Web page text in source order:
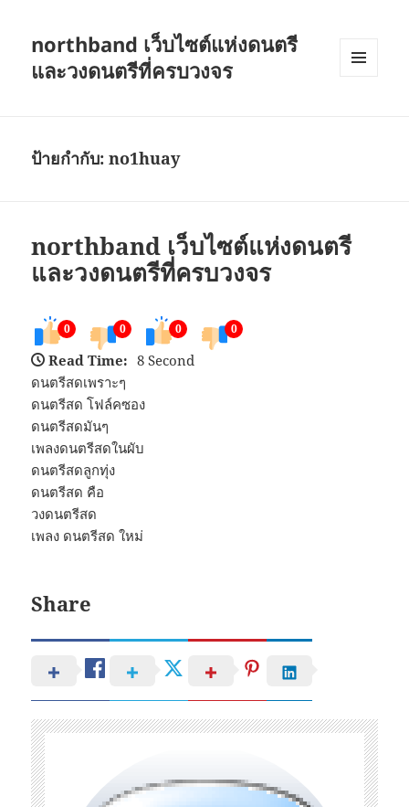
northband เว็บไซต์แห่งดนตรี
และวงดนตรีที่ครบวงจร
ป้ายกำกับ:no1huay
northband เว็บไซต์แห่งดนตรี
และวงดนตรีที่ครบวงจร
0 0 0 0
Read Time: 8 Second
ดนตรีสดเพราะๆ
ดนตรีสด โฟล์คซอง
ดนตรีสดมันๆ
เพลงดนตรีสดในผับ
ดนตรีสดลูกทุ่ง
ดนตรีสด คือ
วงดนตรีสด
เพลง ดนตรีสด ใหม่
Share